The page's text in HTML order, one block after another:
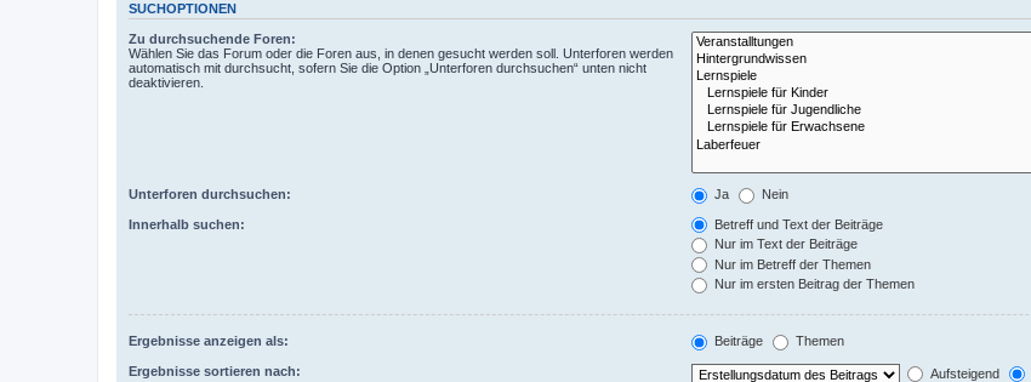
SUCHOPTIONEN
Zu durchsuchende Foren:
Wählen Sie das Forum oder die Foren aus, in denen gesucht werden soll. Unterforen werden
automatisch mit durchsucht, sofern Sie die Option „Unterforen durchsuchen“ unten nicht
deaktivieren.
Unterforen durchsuchen: Ja Nein
Innerhalb suchen:
Betreff und Text der Beiträge
Nur im Text der Beiträge
Nur im Betreff der Themen
Nur im ersten Beitrag der Themen
Ergebnisse anzeigen als: Beiträge Themen
Ergebnisse sortieren nach: Aufsteigend